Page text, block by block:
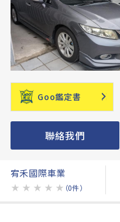
Goo鑑定書
聯絡我們
宥禾國際車業
★ ★ ★ ★ ★ （0件）